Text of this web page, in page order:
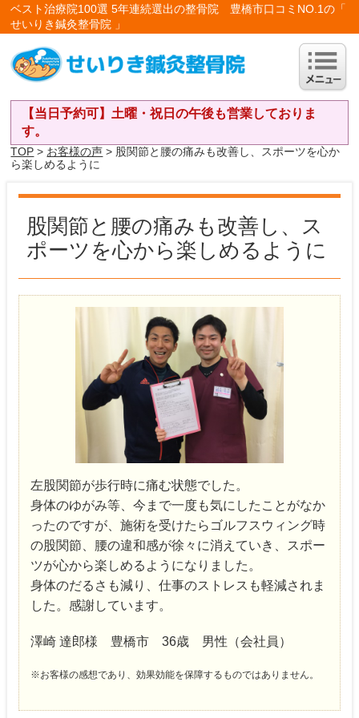
ベスト治療院100選 5年連続選出の整骨院 豊橋市口コミNO.1の「
せいりき鍼灸整骨院 」
【当日予約可】土曜・祝日の午後も営業しておりま
す。
TOP > お客様の声 > 股関節と腰の痛みも改善し、スポーツを心か
ら楽しめるように
股関節と腰の痛みも改善し、ス
ポーツを心から楽しめるように
左股関節が歩行時に痛む状態でした。
身体のゆがみ等、今まで一度も気にしたことがなか
ったのですが、施術を受けたらゴルフスウィング時
の股関節、腰の違和感が徐々に消えていき、スポー
ツが心から楽しめるようになりました。
身体のだるさも減り、仕事のストレスも軽減されま
した。感謝しています。
澤崎 達郎様 豊橋市 36歳 男性（会社員）
※お客様の感想であり、効果効能を保障するものではありません。